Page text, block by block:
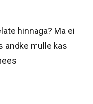
hinnaga? Ma ei
andke mulle kas